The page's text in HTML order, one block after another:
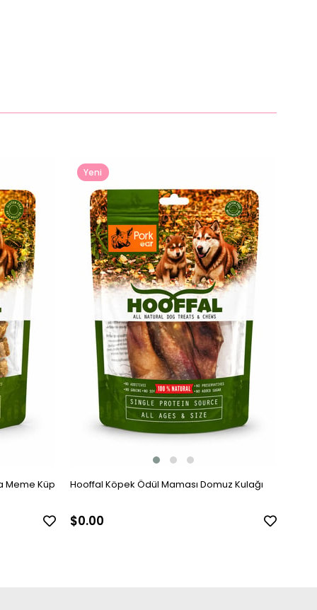
Hooffal Köpek Ödül Maması Domuz Kulağı
$0.00
Yeni
Ürün